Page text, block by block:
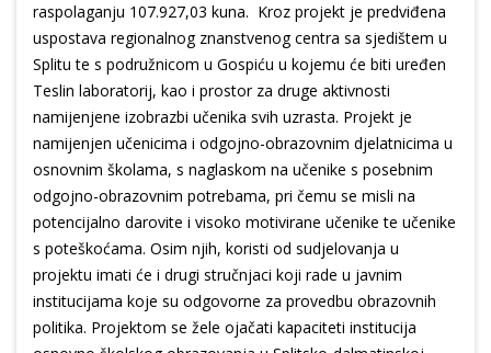
raspolaganju 107.927,03 kuna. Kroz projekt je predviđena
uspostava regionalnog znanstvenog centra sa sjedištem u
Splitu te s podružnicom u Gospiću u kojemu će biti uređen
Teslin laboratorij, kao i prostor za druge aktivnosti
namijenjene izobrazbi učenika svih uzrasta. Projekt je
namijenjen učenicima i odgojno-obrazovnim djelatnicima u
osnovnim školama, s naglaskom na učenike s posebnim
odgojno-obrazovnim potrebama, pri čemu se misli na
potencijalno darovite i visoko motivirane učenike te učenike
s poteškoćama. Osim njih, koristi od sudjelovanja u
projektu imati će i drugi stručnjaci koji rade u javnim
institucijama koje su odgovorne za provedbu obrazovnih
politika. Projektom se žele ojačati kapaciteti institucija